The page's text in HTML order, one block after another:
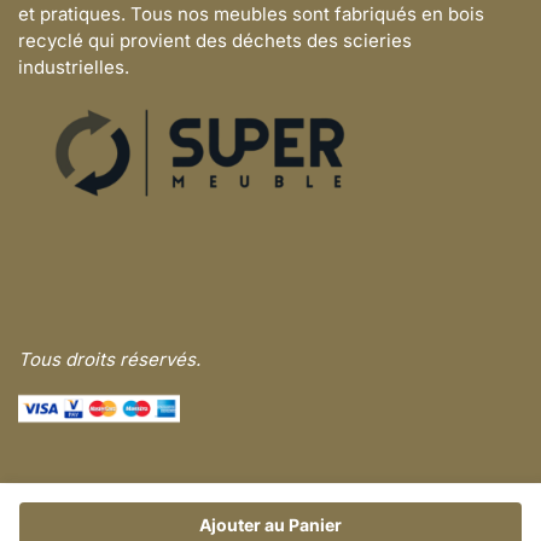
Ajouter au Panier
et pratiques. Tous nos meubles sont fabriqués en bois
recyclé qui provient des déchets des scieries
industrielles.
Tous droits réservés.